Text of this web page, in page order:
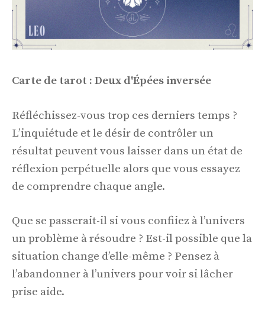
Carte de tarot : Deux d'Épées inversée
Réfléchissez-vous trop ces derniers temps ?
L’inquiétude et le désir de contrôler un
résultat peuvent vous laisser dans un état de
réflexion perpétuelle alors que vous essayez
de comprendre chaque angle.
Que se passerait-il si vous confiiez à l’univers
un problème à résoudre ? Est-il possible que la
situation change d’elle-même ? Pensez à
l’abandonner à l’univers pour voir si lâcher
prise aide.